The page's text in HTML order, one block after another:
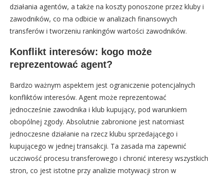
działania agentów, a także na koszty ponoszone przez kluby i
zawodników, co ma odbicie w analizach finansowych
transferów i tworzeniu rankingów wartości zawodników.
Konflikt interesów: kogo może
reprezentować agent?
Bardzo ważnym aspektem jest ograniczenie potencjalnych
konfliktów interesów. Agent może reprezentować
jednocześnie zawodnika i klub kupujący, pod warunkiem
obopólnej zgody. Absolutnie zabronione jest natomiast
jednoczesne działanie na rzecz klubu sprzedającego i
kupującego w jednej transakcji. Ta zasada ma zapewnić
uczciwość procesu transferowego i chronić interesy wszystkich
stron, co jest istotne przy analizie motywacji stron w